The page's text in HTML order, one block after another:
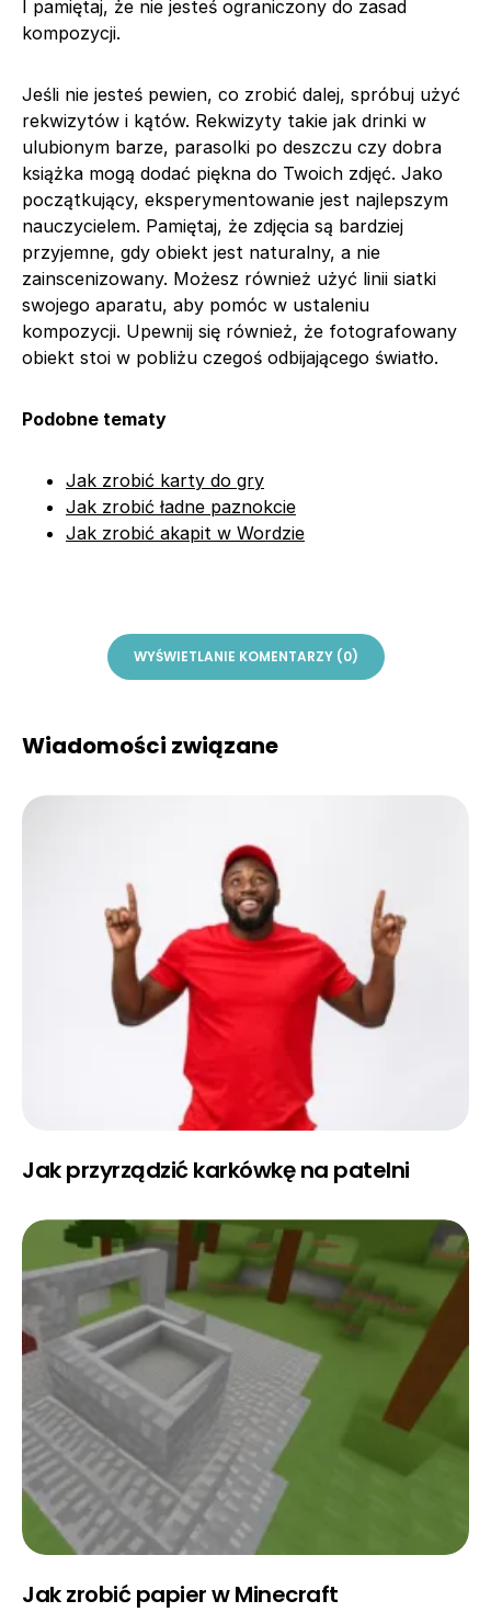
I pamiętaj, że nie jesteś ograniczony do zasad
kompozycji.
Jeśli nie jesteś pewien, co zrobić dalej, spróbuj użyć
rekwizytów i kątów. Rekwizyty takie jak drinki w
ulubionym barze, parasolki po deszczu czy dobra
książka mogą dodać piękna do Twoich zdjęć. Jako
początkujący, eksperymentowanie jest najlepszym
nauczycielem. Pamiętaj, że zdjęcia są bardziej
przyjemne, gdy obiekt jest naturalny, a nie
zainscenizowany. Możesz również użyć linii siatki
swojego aparatu, aby pomóc w ustaleniu
kompozycji. Upewnij się również, że fotografowany
obiekt stoi w pobliżu czegoś odbijającego światło.
Podobne tematy
Jak zrobić karty do gry
Jak zrobić ładne paznokcie
Jak zrobić akapit w Wordzie
WYŚWIETLANIE KOMENTARZY (0)
Wiadomości związane
Jak przyrządzić karkówkę na patelni
Jak zrobić papier w Minecraft